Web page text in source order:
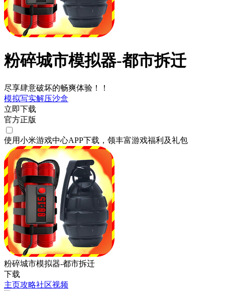
粉碎城市模拟器-都市拆迁
尽享肆意破坏的畅爽体验！！
模拟写实解压沙盒
立即下载
官方正版
使用小米游戏中心APP下载 ，领丰富游戏福利 及礼包
粉碎城市模拟器-都市拆迁
下载
主页攻略社区视频